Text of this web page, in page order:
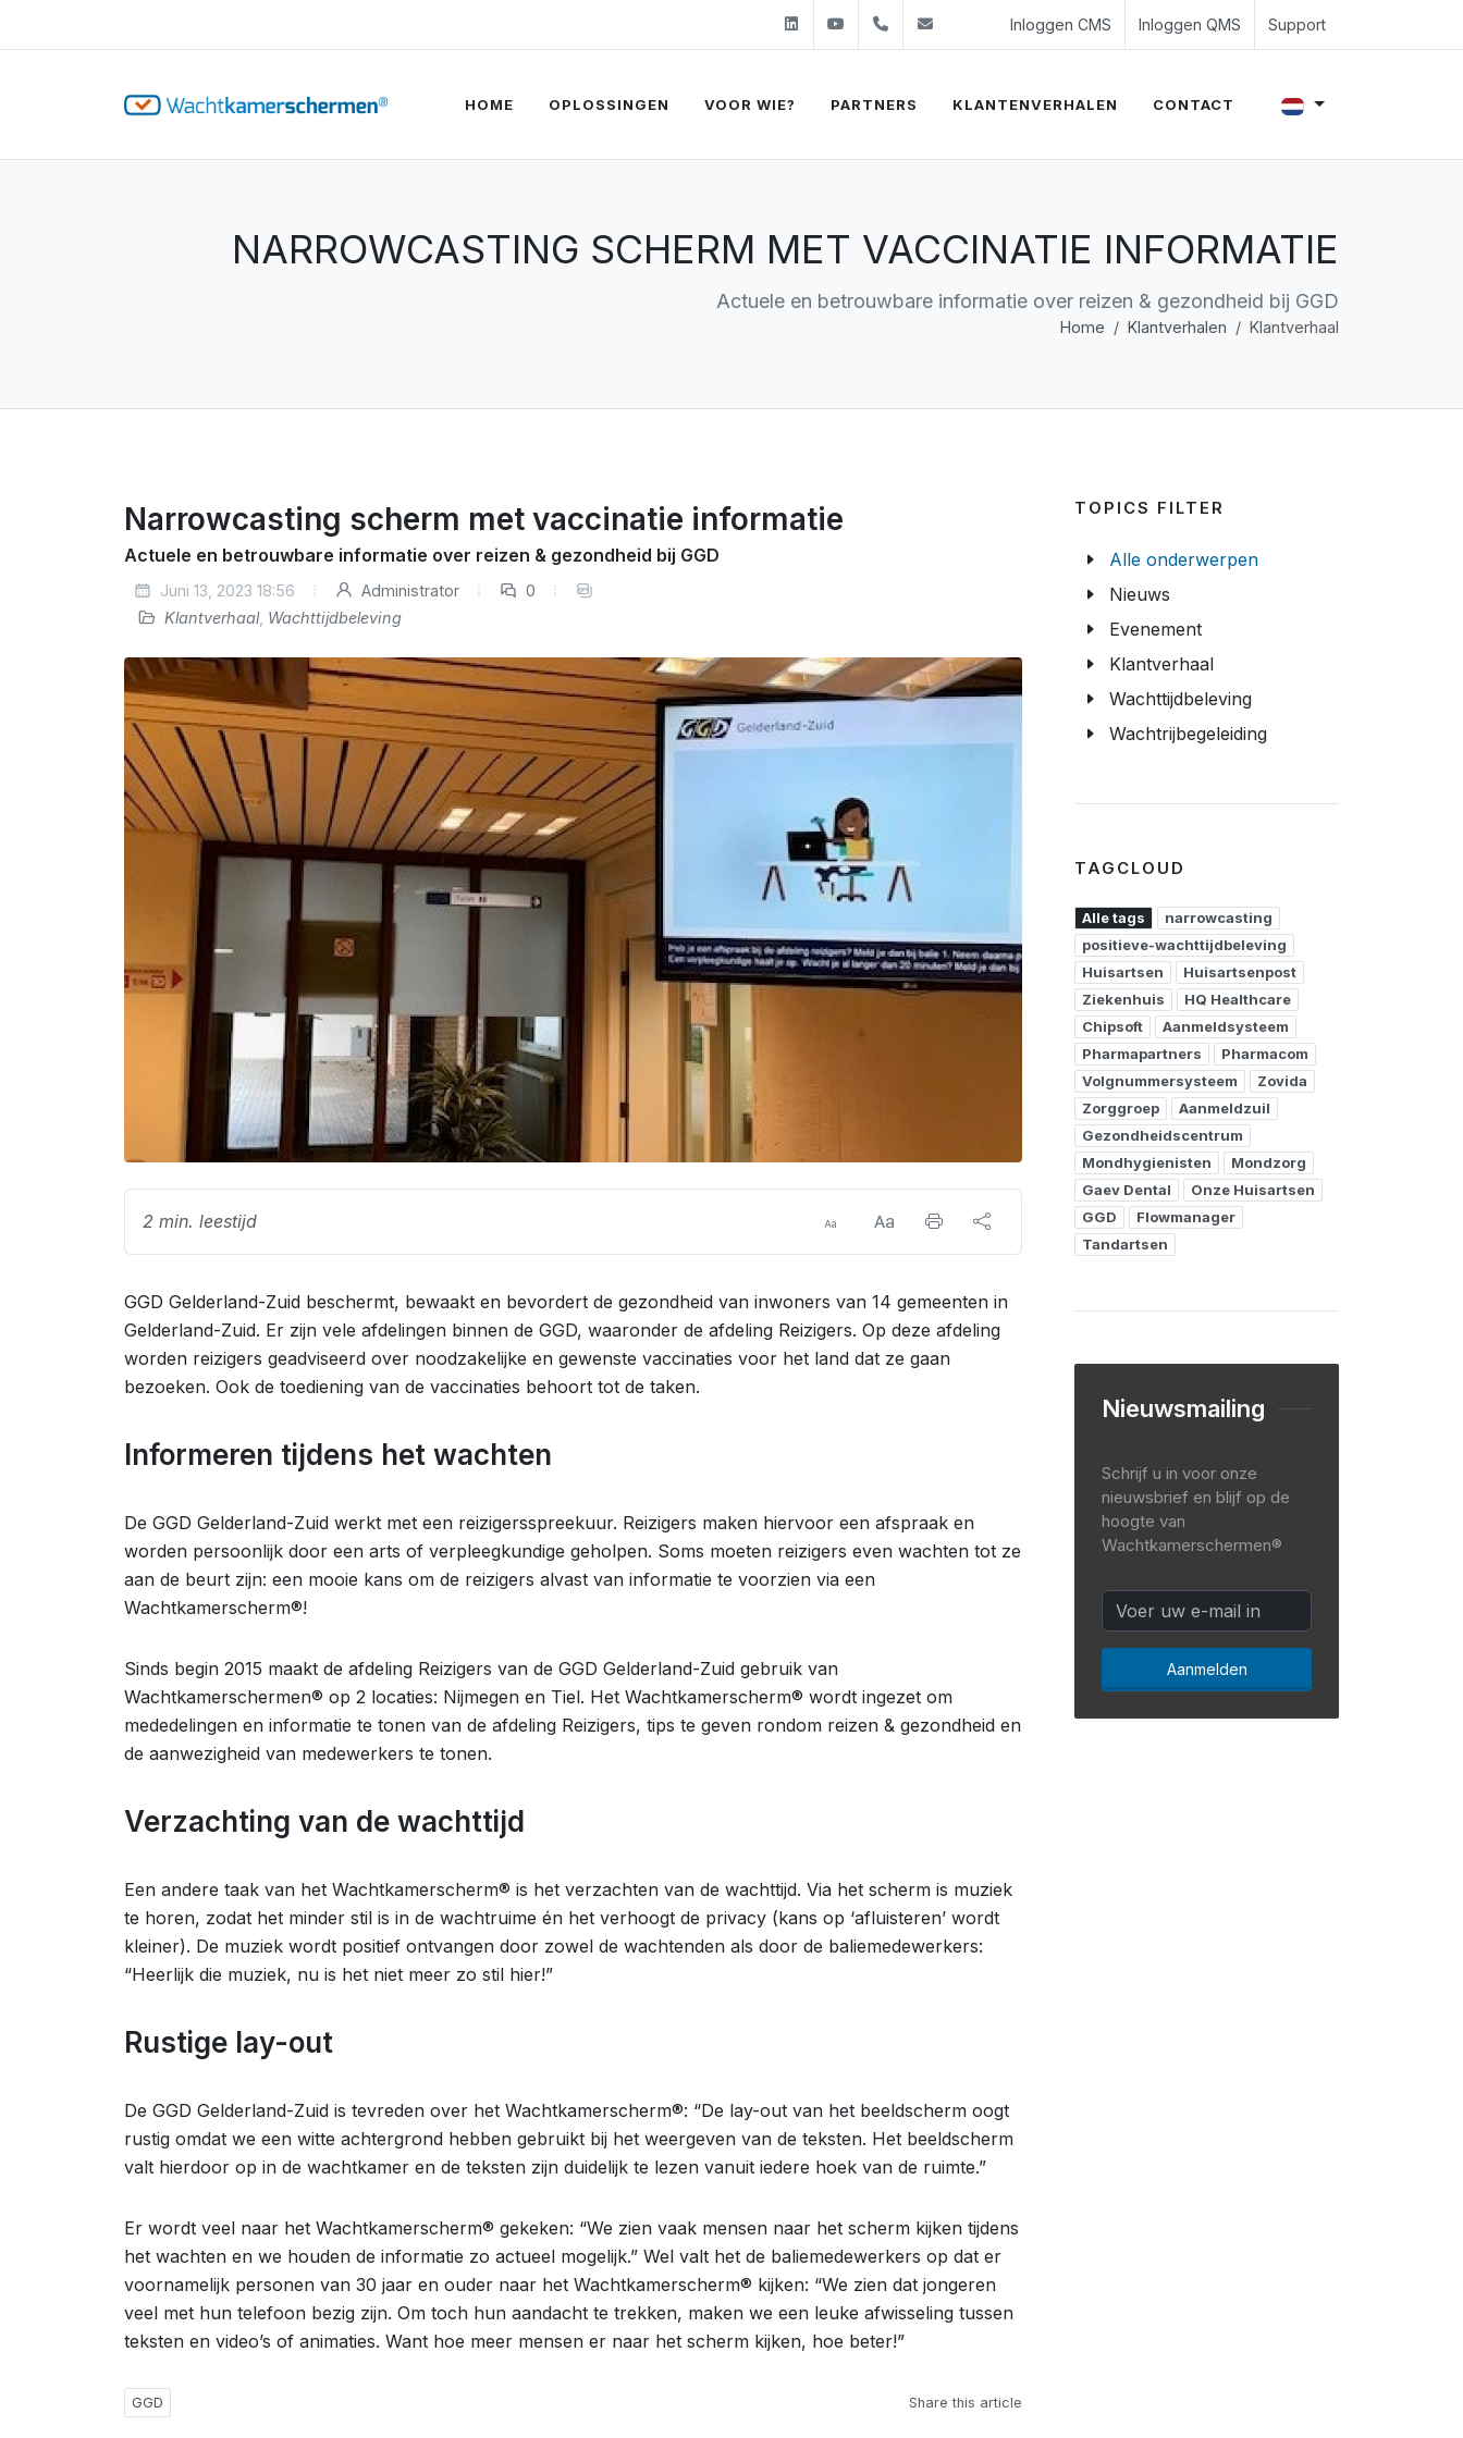
LinkedinYoutube+31 (0)24 350 54 00
sales@evalue8.nl
Inloggen CMS Inloggen QMS Support
HOME OPLOSSINGEN VOOR WIE? PARTNERS KLANTENVERHALEN CONTACT
NARROWCASTING SCHERM MET VACCINATIE INFORMATIE
Actuele en betrouwbare informatie over reizen & gezondheid bij GGD
Home Klantverhalen Klantverhaal
Narrowcasting scherm met vaccinatie informatie
Actuele en betrouwbare informatie over reizen & gezondheid bij GGD
Juni 13, 2023 18:56 Administrator
0
Klantverhaal, Wachttijdbeleving
2 min. leestijd
GGD Gelderland-Zuid beschermt, bewaakt en bevordert de gezondheid van inwoners van 14 gemeenten in
Gelderland-Zuid. Er zijn vele afdelingen binnen de GGD, waaronder de afdeling Reizigers. Op deze afdeling
worden reizigers geadviseerd over noodzakelijke en gewenste vaccinaties voor het land dat ze gaan
bezoeken. Ook de toediening van de vaccinaties behoort tot de taken.
Informeren tijdens het wachten
De GGD Gelderland-Zuid werkt met een reizigersspreekuur. Reizigers maken hiervoor een afspraak en
worden persoonlijk door een arts of verpleegkundige geholpen. Soms moeten reizigers even wachten tot ze
aan de beurt zijn: een mooie kans om de reizigers alvast van informatie te voorzien via een
Wachtkamerscherm®!
Sinds begin 2015 maakt de afdeling Reizigers van de GGD Gelderland-Zuid gebruik van
Wachtkamerschermen® op 2 locaties: Nijmegen en Tiel. Het Wachtkamerscherm® wordt ingezet om
mededelingen en informatie te tonen van de afdeling Reizigers, tips te geven rondom reizen & gezondheid en
de aanwezigheid van medewerkers te tonen.
Verzachting van de wachttijd
Een andere taak van het Wachtkamerscherm® is het verzachten van de wachttijd. Via het scherm is muziek
te horen, zodat het minder stil is in de wachtruime én het verhoogt de privacy (kans op ‘afluisteren’ wordt
kleiner). De muziek wordt positief ontvangen door zowel de wachtenden als door de baliemedewerkers:
“Heerlijk die muziek, nu is het niet meer zo stil hier!”
Rustige lay-out
De GGD Gelderland-Zuid is tevreden over het Wachtkamerscherm®: “De lay-out van het beeldscherm oogt
rustig omdat we een witte achtergrond hebben gebruikt bij het weergeven van de teksten. Het beeldscherm
valt hierdoor op in de wachtkamer en de teksten zijn duidelijk te lezen vanuit iedere hoek van de ruimte.”
Er wordt veel naar het Wachtkamerscherm® gekeken: “We zien vaak mensen naar het scherm kijken tijdens
het wachten en we houden de informatie zo actueel mogelijk.” Wel valt het de baliemedewerkers op dat er
voornamelijk personen van 30 jaar en ouder naar het Wachtkamerscherm® kijken: “We zien dat jongeren
veel met hun telefoon bezig zijn. Om toch hun aandacht te trekken, maken we een leuke afwisseling tussen
teksten en video’s of animaties. Want hoe meer mensen er naar het scherm kijken, hoe beter!”
GGD Share this article
TOPICS FILTER
Alle onderwerpen
Nieuws
Evenement
Klantverhaal
Wachttijdbeleving
Wachtrijbegeleiding
TAGCLOUD
Alle tags
narrowcasting
positieve-wachttijdbeleving
Huisartsen
Huisartsenpost
Ziekenhuis
HQ Healthcare
Chipsoft
Aanmeldsysteem
Pharmapartners
Pharmacom
Volgnummersysteem
Zovida
Zorggroep
Aanmeldzuil
Gezondheidscentrum
Mondhygienisten
Mondzorg
Gaev Dental
Onze Huisartsen
GGD
Flowmanager
Tandartsen
Nieuwsmailing
Schrijf u in voor onze
nieuwsbrief en blijf op de
hoogte van
Wachtkamerschermen®
Aanmelden